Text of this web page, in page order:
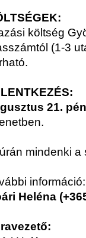
költség
(1-3
21.
mindenki
információ:
Heléna